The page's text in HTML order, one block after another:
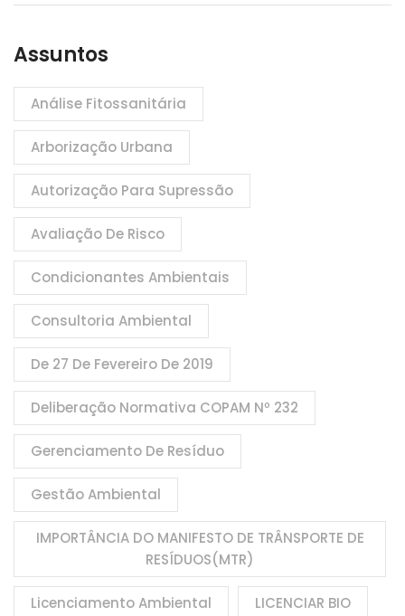
Assuntos
Análise Fitossanitária
Arborização Urbana
Autorização Para Supressão
Avaliação De Risco
Condicionantes Ambientais
Consultoria Ambiental
De 27 De Fevereiro De 2019
Deliberação Normativa COPAM Nº 232
Gerenciamento De Resíduo
Gestão Ambiental
IMPORTÂNCIA DO MANIFESTO DE TRÂNSPORTE DE
RESÍDUOS(MTR)
Licenciamento Ambiental LICENCIAR BIO